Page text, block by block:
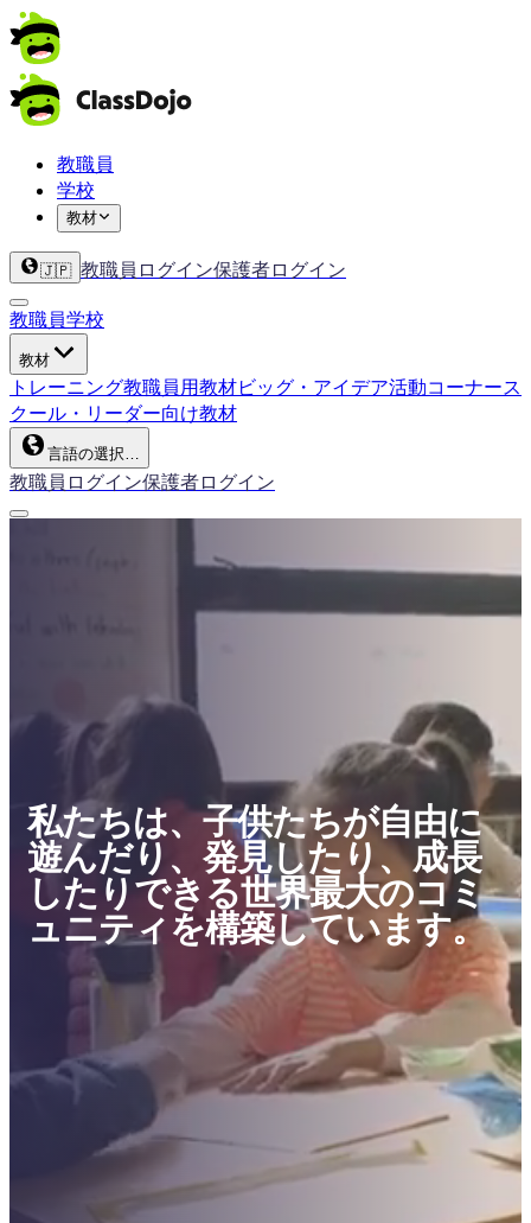
教職員
学校
教材
🇯🇵 教職員ログイン保護者ログイン
教職員学校
教材
トレーニング教職員用教材ビッグ・アイデア活動コーナース
クール・リーダー向け教材
言語の選択…
教職員ログイン保護者ログイン
私たちは、子供たちが自由に
遊んだり、発見したり、成長
したりできる世界最大のコミ
ュニティを構築しています。